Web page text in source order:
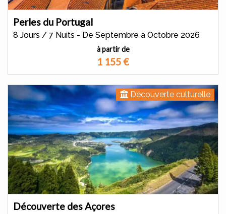
Perles du Portugal
8 Jours / 7 Nuits - De Septembre à Octobre 2026
à partir de
1 155€
Découverte culturelle
Découverte des Açores